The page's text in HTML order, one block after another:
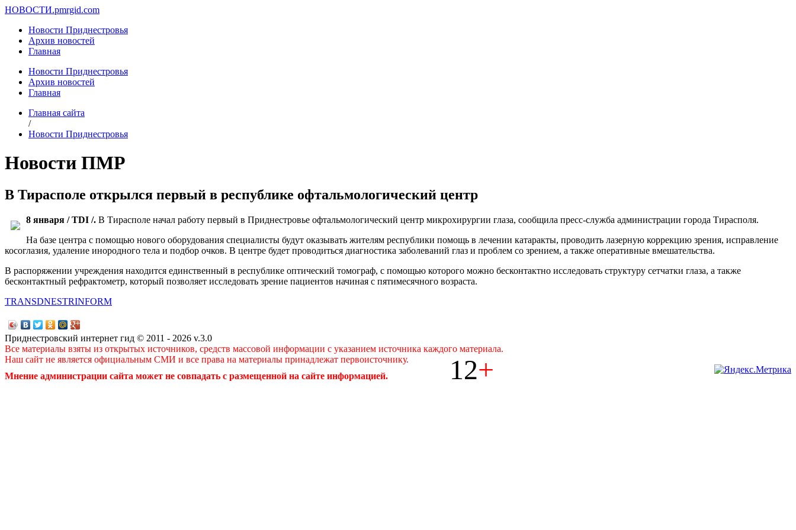
НОВОСТИ.pmrgid.com
Новости Приднестровья
Архив новостей
Главная
Новости Приднестровья
Архив новостей
Главная
Главная сайта
/
Новости Приднестровья
Новости ПМР
В Тирасполе открылся первый в республике офтальмологический центр
8 января / TDI /. В Тирасполе начал работу первый в Приднестровье офтальмологический центр микрохирургии глаза, сообщила пресс-служба администрации города Тирасполя.
На базе центра с помощью нового оборудования специалисты будут оказывать жителям республики помощь в лечении катаракты, проводить лазерную коррекцию зрения, исправление
косоглазия, удаление инородного тела и подбор очков. В центре будет проводиться диагностика заболеваний глаз и проблем со зрением, а также оперативные вмешательства.
В распоряжении учреждения находится единственный в республике оптический томограф, с помощью которого можно бесконтактно исследовать структуру сетчатки глаза, а также
бесконтактный рефрактометр, который позволяет исследовать зрение пациентов начиная с пятимесячного возраста.
TRANSDNESTRINFORM
Приднестровский интернет гид © 2011 - 2026 v.3.0
Все материалы взяты из открытых источников, средств массовой информации с указанием источника каждого материала.
Наш сайт не является официальным СМИ и все права на материалы принадлежат первоисточнику.
Мнение администрации сайта может не совпадать с размещенной на сайте информацией.
12+